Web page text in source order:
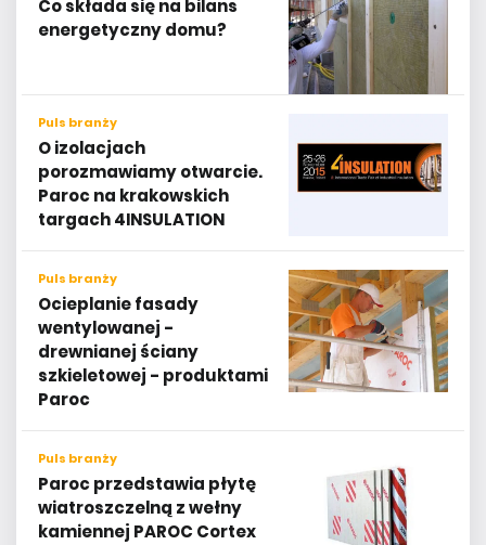
Co składa się na bilans
energetyczny domu?
Puls branży
O izolacjach
porozmawiamy otwarcie.
Paroc na krakowskich
targach 4INSULATION
Puls branży
Ocieplanie fasady
wentylowanej -
drewnianej ściany
szkieletowej - produktami
Paroc
Puls branży
Paroc przedstawia płytę
wiatroszczelną z wełny
kamiennej PAROC Cortex